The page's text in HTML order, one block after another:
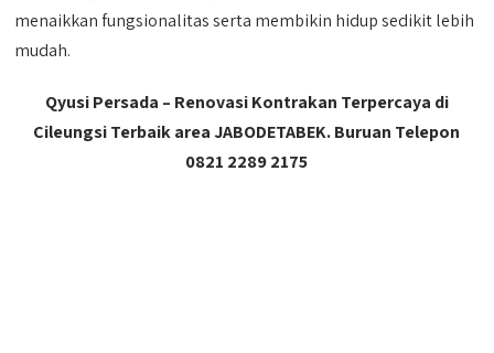
menaikkan fungsionalitas serta membikin hidup sedikit lebih
mudah.
Qyusi Persada – Renovasi Kontrakan Terpercaya di
Cileungsi Terbaik area JABODETABEK. Buruan Telepon
0821 2289 2175